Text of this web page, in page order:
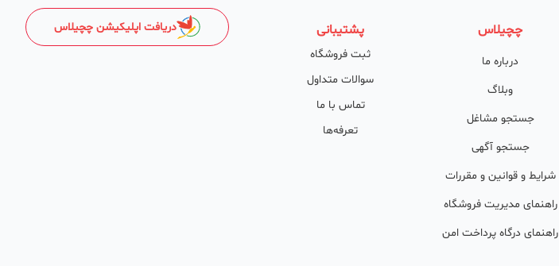
چچیلاس
درباره ما
وبلاگ
جستجو مشاغل
جستجو آگهی
شرایط و قوانین و مقررات
راهنمای مدیریت فروشگاه
راهنمای درگاه پرداخت امن
پشتیبانی
ثبت فروشگاه
سوالات متداول
تماس با ما
تعرفه‌ها
دریافت اپلیکیشن چچیلاس